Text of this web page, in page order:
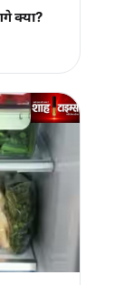
क्या?